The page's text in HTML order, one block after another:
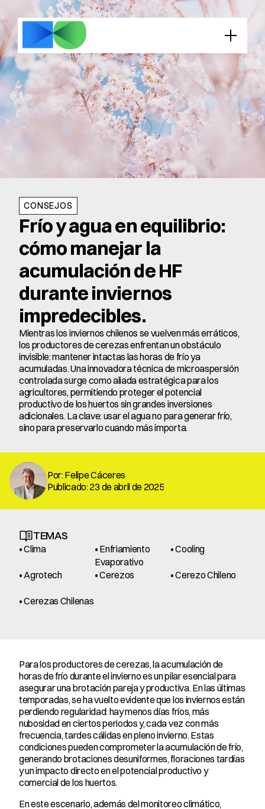
CONSEJOS
Frío y agua en equilibrio:
cómo manejar la
acumulación de HF
durante inviernos
impredecibles.
Mientras los inviernos chilenos se vuelven más erráticos,
los productores de cerezas enfrentan un obstáculo
invisible: mantener intactas las horas de frío ya
acumuladas. Una innovadora técnica de microaspersión
controlada surge como aliada estratégica para los
agricultores, permitiendo proteger el potencial
productivo de los huertos sin grandes inversiones
adicionales. La clave: usar el agua no para generar frío,
sino para preservarlo cuando más importa.
Por: Felipe Cáceres
Publicado: 23 de abril de 2025
TEMAS
• Clima
• Enfriamiento
Evaporativo
• Cooling
• Agrotech • Cerezos • Cerezo Chileno
• Cerezas Chilenas
Para los productores de cerezas, la acumulación de
horas de frío durante el invierno es un pilar esencial para
asegurar una brotación pareja y productiva. En las últimas
temporadas, se ha vuelto evidente que los inviernos están
perdiendo regularidad: hay menos días fríos, más
nubosidad en ciertos periodos y, cada vez con más
frecuencia, tardes cálidas en pleno invierno. Estas
condiciones pueden comprometer la acumulación de frío,
generando brotaciones desuniformes, floraciones tardías
y un impacto directo en el potencial productivo y
comercial de los huertos.